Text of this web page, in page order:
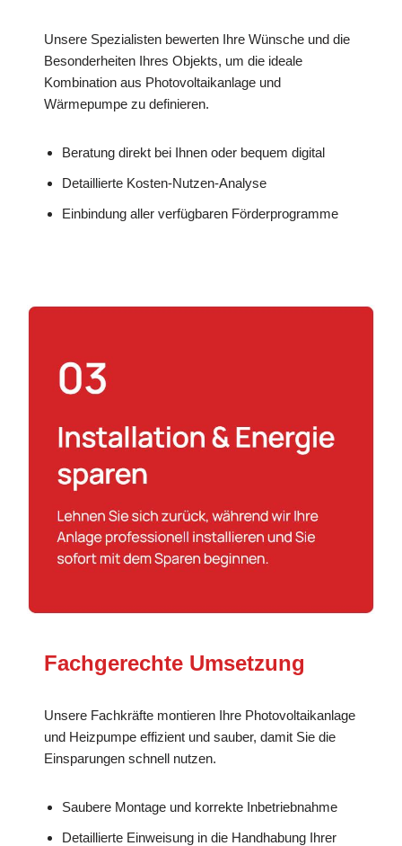
Unsere Spezialisten bewerten Ihre Wünsche und die
Besonderheiten Ihres Objekts, um die ideale
Kombination aus Photovoltaikanlage und
Wärmepumpe zu definieren.
Beratung direkt bei Ihnen oder bequem digital
Detaillierte Kosten-Nutzen-Analyse
Einbindung aller verfügbaren Förderprogramme
Fachgerechte Umsetzung
Unsere Fachkräfte montieren Ihre Photovoltaikanlage
und Heizpumpe effizient und sauber, damit Sie die
Einsparungen schnell nutzen.
Saubere Montage und korrekte Inbetriebnahme
Detaillierte Einweisung in die Handhabung Ihrer